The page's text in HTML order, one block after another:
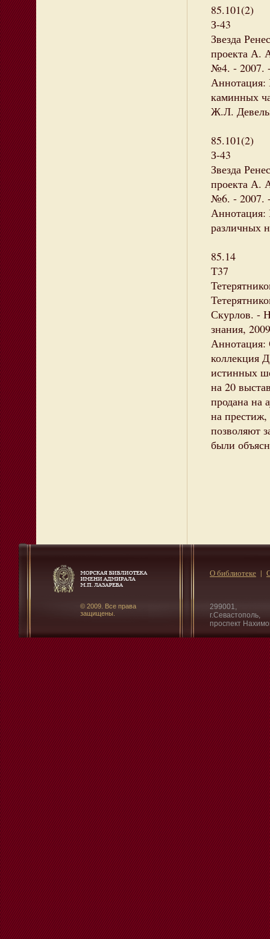
85.101(2)
З-43
Звезда
проекта А.
№4. - 2007.
Аннотация:
каминных
Ж.Л.
85.101(2)
З-43
Звезда
проекта А.
№6. - 2007.
Аннотация:
различных
85.14
Т37
Скурлов. -
знания,
Аннотация:
коллекция
истинных
на 20
продана на
на престиж,
позволяют
были
© 2009. Все права
защищены.
299001,
г.Севастополь,
проспект
О библиотеке